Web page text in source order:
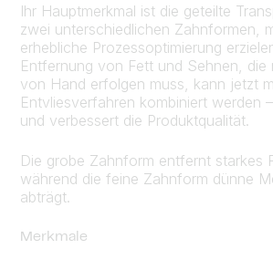
Ihr Hauptmerkmal ist die geteilte
zwei unterschiedlichen Zahnformen,
erhebliche Prozessoptimierung
Entfernung von Fett und Sehnen, die
von Hand erfolgen muss, kann jetzt
Entvliesverfahren kombiniert werden
und verbessert die Produktqualität.
Die grobe Zahnform entfernt starkes
während die feine Zahnform dünne
abträgt.
Merkmale